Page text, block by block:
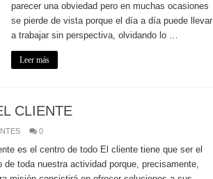
parecer una obviedad pero en muchas ocasiones
se pierde de vista porque el día a día puede llevar
a trabajar sin perspectiva, olvidando lo …
Leer más
CLIENTE
0
es el centro de todo El cliente tiene que ser el
de toda nuestra actividad porque, precisamente,